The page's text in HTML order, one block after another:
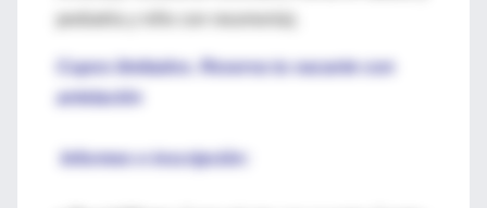
Cupos limitados. Reserva tu vacante con
antelación
Informes e inscripción: